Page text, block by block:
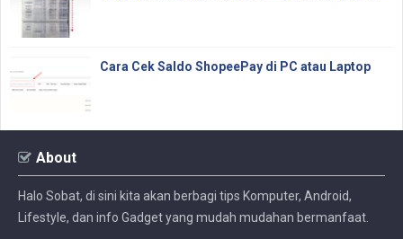
Cara Cek Saldo ShopeePay di PC atau Laptop
About
Halo Sobat, di sini kita akan berbagi tips Komputer, Android,
Lifestyle, dan info Gadget yang mudah mudahan bermanfaat.